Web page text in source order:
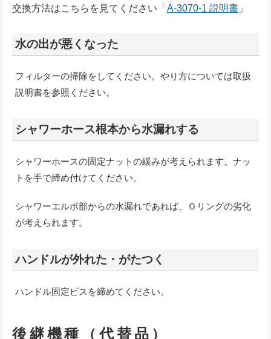
交換方法はこちらを見てください「 A-3070-1 説明書 」
水の出が悪くなった
フィルターの掃除をしてください。やり方については取扱
説明書を参照ください。
シャワーホース根本から水漏れする
シャワーホースの固定ナットの緩みが考えられます。ナッ
トを手で締め付けてください。
シャワーエルボ部からの水漏れであれば、Ｏリングの劣化
が考えられます。
ハンドルが外れた・がたつく
ハンドル固定ビスを締めてください。
後継機種（代替品）